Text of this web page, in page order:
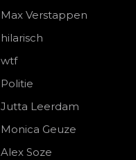
Max Verstappen
hilarisch
wtf
Politie
Jutta Leerdam
Monica Geuze
Alex Soze